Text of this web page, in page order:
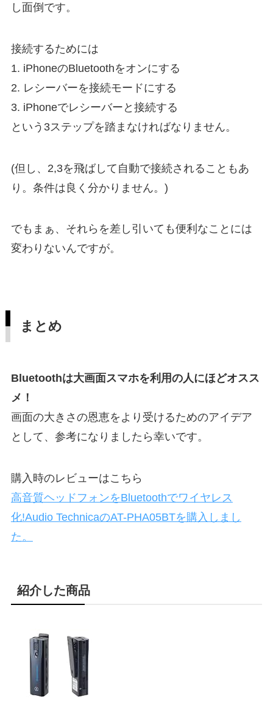
し面倒です。
接続するためには
1. iPhoneのBluetoothをオンにする
2. レシーバーを接続モードにする
3. iPhoneでレシーバーと接続する
という3ステップを踏まなければなりません。
(但し、2,3を飛ばして自動で接続されることもあ
り。条件は良く分かりません。)
でもまぁ、それらを差し引いても便利なことには
変わりないんですが。
まとめ
Bluetoothは大画面スマホを利用の人にほどオスス
メ！
画面の大きさの恩恵をより受けるためのアイデア
として、参考になりましたら幸いです。
購入時のレビューはこちら
高音質ヘッドフォンをBluetoothでワイヤレス
化!Audio TechnicaのAT-PHA05BTを購入しまし
た。
紹介した商品